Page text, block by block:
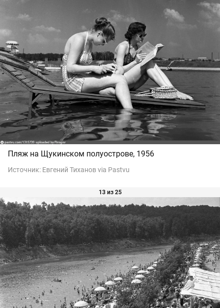
Пляж на Щукинском полуострове, 1956
Источник: Евгений Тиханов via Pastvu
13 из 25